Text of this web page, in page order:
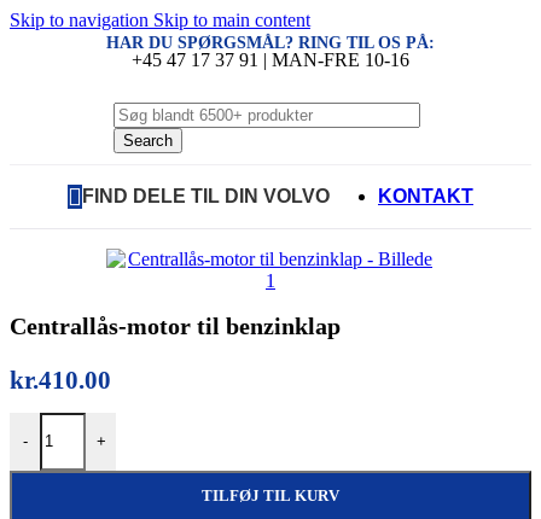
Skip to navigation Skip to main content
HAR DU SPØRGSMÅL? RING TIL OS PÅ:
+45 47 17 37 91 | MAN-FRE 10-16
Search
FIND DELE TIL DIN VOLVO KONTAKT
Centrallås-motor til benzinklap
kr.410.00
-
Centrallås-motor til benzinklap antal
+
TILFØJ TIL KURV